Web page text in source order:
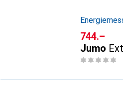
CHF
744.–
Jumo